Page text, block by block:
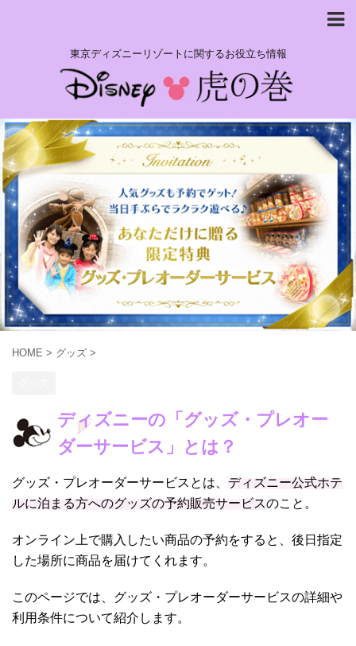
東京ディズニーリゾートに関するお役立ち情報
HOME > グッズ >
ディズニーの「グッズ・プレオー
ダーサービス」とは？
グッズ・プレオーダーサービスとは、 ディズニー公式ホテ
ルに泊まる方へのグッズの予約販売サービスのこと。
オンライン上で購入したい商品の予約をすると、後日指定
した場所に商品を届けてくれます。
このページでは、グッズ・プレオーダーサービスの詳細や
利用条件について紹介します。